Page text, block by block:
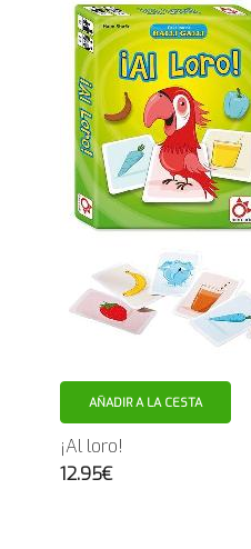
AÑADIR A LA CESTA
¡Al loro!
12.95€